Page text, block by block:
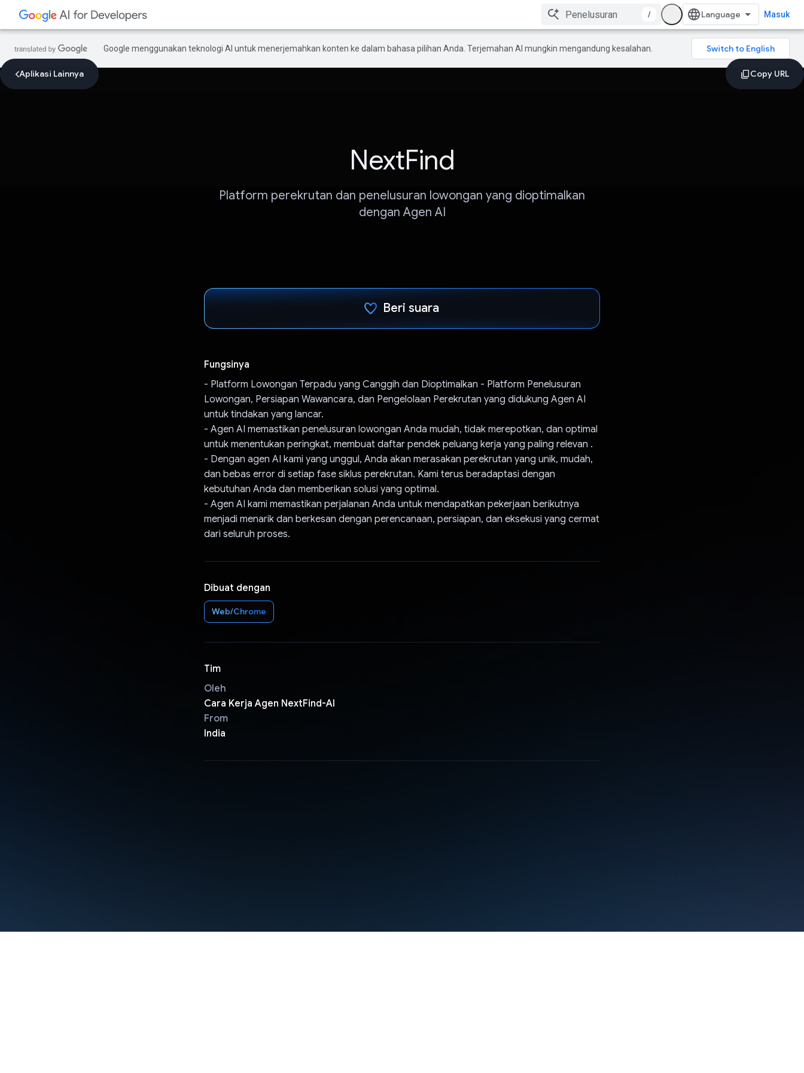
/ Masuk
Google menggunakan teknologi AI untuk menerjemahkan konten ke dalam bahasa pilihan Anda. Terjemahan AI mungkin mengandung kesalahan.
Aplikasi Lainnya
NextFind
Platform perekrutan dan penelusuran lowongan yang dioptimalkan
dengan Agen AI
Beri suara
Fungsinya
- Platform Lowongan Terpadu yang Canggih dan Dioptimalkan - Platform Penelusuran
Lowongan, Persiapan Wawancara, dan Pengelolaan Perekrutan yang didukung Agen AI
untuk tindakan yang lancar.
- Agen AI memastikan penelusuran lowongan Anda mudah, tidak merepotkan, dan optimal
untuk menentukan peringkat, membuat daftar pendek peluang kerja yang paling relevan .
- Dengan agen AI kami yang unggul, Anda akan merasakan perekrutan yang unik, mudah,
dan bebas error di setiap fase siklus perekrutan. Kami terus beradaptasi dengan
kebutuhan Anda dan memberikan solusi yang optimal.
- Agen AI kami memastikan perjalanan Anda untuk mendapatkan pekerjaan berikutnya
menjadi menarik dan berkesan dengan perencanaan, persiapan, dan eksekusi yang cermat
dari seluruh proses.
Dibuat dengan
Web/Chrome
Tim
Oleh
Cara Kerja Agen NextFind-AI
From
India